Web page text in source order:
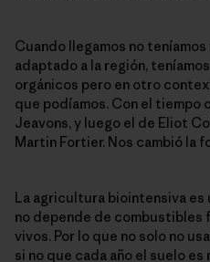
Cuando llegamos no
adaptado a la región,
orgánicos pero en otro
que podíamos. Con el tiempo
Jeavons, y luego el de Eliot
Martin Fortier. Nos cambió la
La agricultura biointensiva es
no depende de combustibles
vivos. Por lo que no solo no
si no que cada año el suelo